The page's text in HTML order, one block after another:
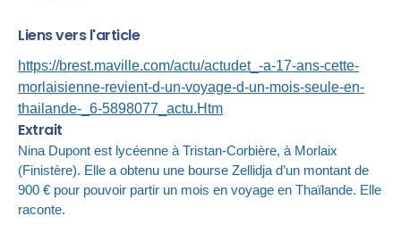
Liens vers l'article
https://brest.maville.com/actu/actudet_-a-17-ans-cette-
morlaisienne-revient-d-un-voyage-d-un-mois-seule-en-
thailande-_6-5898077_actu.Htm
Extrait
Nina Dupont est lycéenne à Tristan-Corbière, à Morlaix
(Finistère). Elle a obtenu une bourse Zellidja d’un montant de
900 € pour pouvoir partir un mois en voyage en Thaïlande. Elle
raconte.